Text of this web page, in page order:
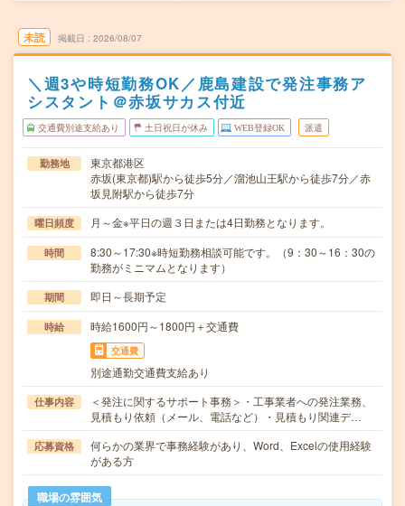
未読 掲載日 2026/08/07
＼週3や時短勤務OK／鹿島建設で発注事務ア
シスタント＠赤坂サカス付近
交通費別途支給あり 土日祝日が休み WEB登録OK 派遣
勤務地
東京都港区
赤坂(東京都)駅から徒歩5分／溜池山王駅から徒歩7分／赤
坂見附駅から徒歩7分
曜日頻度 月～金※平日の週３日または4日勤務となります。
時間
8:30～17:30※時短勤務相談可能です。（9：30～16：30の
勤務がミニマムとなります）
期間 即日～長期予定
時給 時給1600円～1800円＋交通費
交通費
別途通勤交通費支給あり
仕事内容
＜発注に関するサポート事務＞・工事業者への発注業務、
見積もり依頼（メール、電話など）・見積もり関連デ…
応募資格
何らかの業界で事務経験があり、Word、Excelの使用経験
がある方
職場の雰囲気